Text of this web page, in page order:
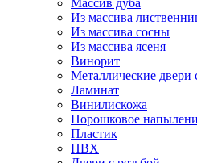
Массив дуба
Из массива
Из массива сосны
Из массива ясеня
Винорит
Металлические двери
Ламинат
Винилискожа
Порошковое
Пластик
ПВХ